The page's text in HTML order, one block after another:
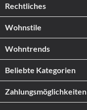
Rechtliches
Wohnstile
Wohntrends
Beliebte Kategorien
Zahlungs­möglichkeiten